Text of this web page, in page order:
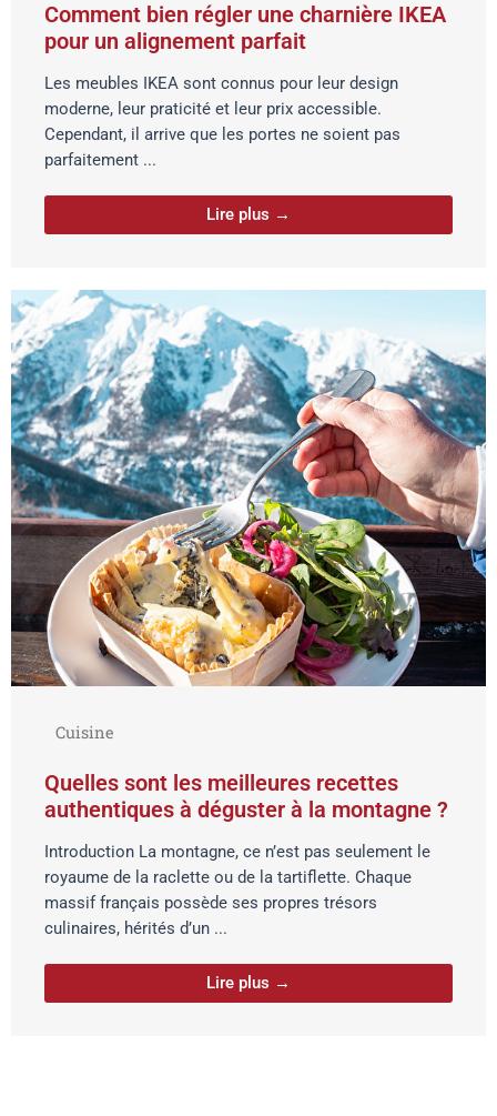
Comment bien régler une charnière IKEA
pour un alignement parfait
Les meubles IKEA sont connus pour leur design
moderne, leur praticité et leur prix accessible.
Cependant, il arrive que les portes ne soient pas
parfaitement ...
Lire plus →
Cuisine
Quelles sont les meilleures recettes
authentiques à déguster à la montagne ?
Introduction La montagne, ce n’est pas seulement le
royaume de la raclette ou de la tartiflette. Chaque
massif français possède ses propres trésors
culinaires, hérités d’un ...
Lire plus →